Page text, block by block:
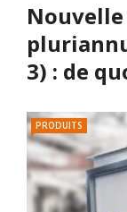
3) : de
PRODUITS